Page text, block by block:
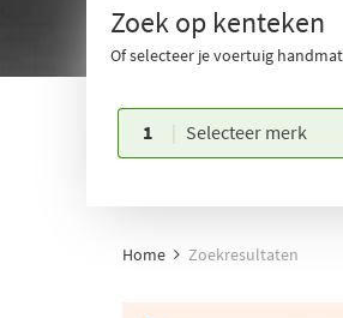
Zoek op kenteken
Of selecteer je voertuig
1 Selecteer merk
Home Zoekresultaten